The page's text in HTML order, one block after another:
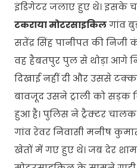
इंडिगेटर जलाए हुए थे। इसके
टकराया मोटरसाइकिलगांव
सतेंद्र सिंह पानीपत की
वह हैबतपुर पुल से थोड़ा आगे
दिखाई नहीं दी और उससे
बावजूद उसने ट्राली को सड़क
हुआ है। पुलिस ने ट्रैक्टर
गांव रेवर निवासी मनीष
खेतों में गए हुए थे। जब देर